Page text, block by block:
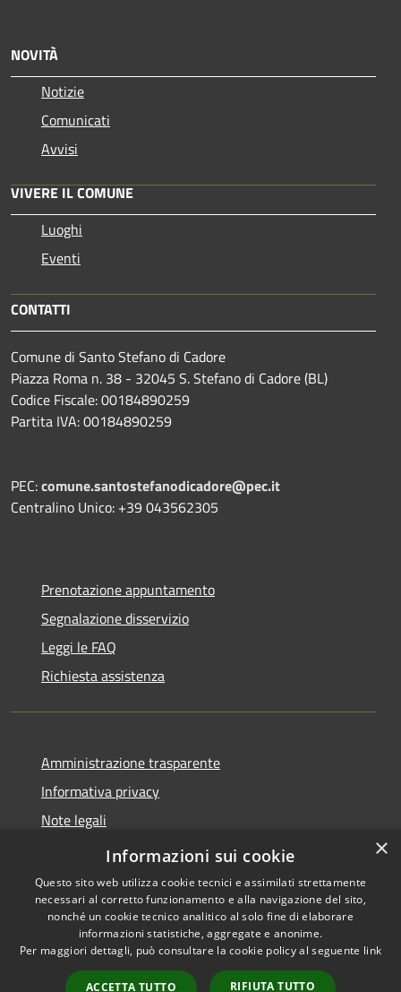
NOVITÀ
Notizie
Comunicati
Avvisi
VIVERE IL COMUNE
Luoghi
Eventi
CONTATTI
Comune di Santo Stefano di Cadore
Piazza Roma n. 38 - 32045 S. Stefano di Cadore (BL)
Codice Fiscale: 00184890259
Partita IVA: 00184890259
PEC:comune.santostefanodicadore@pec.it
Centralino Unico: +39 043562305
Prenotazione appuntamento
Segnalazione disservizio
Leggi le FAQ
Richiesta assistenza
Amministrazione trasparente
Informativa privacy
Note legali
Dichiarazione di accessibilità
Accessibilità
Copyright © 2026 • Comune di
Santo Stefano di Cadore •
Powered byMunicipium
×
Informazioni sui cookie
Questo sito web utilizza cookie tecnici e assimilati strettamente
necessari al corretto funzionamento e alla navigazione del sito,
nonché un cookie tecnico analitico al solo fine di elaborare
informazioni statistiche, aggregate e anonime.
Per maggiori dettagli, può consultare la cookie policy al seguente link
ACCETTA TUTTO RIFIUTA TUTTO